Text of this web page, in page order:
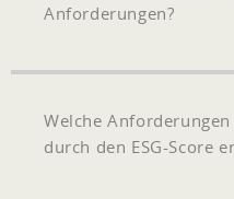
Anforderungen?
Welche
durch den ESG-Score